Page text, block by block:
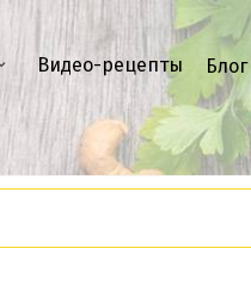
Видео-рецепты Блог